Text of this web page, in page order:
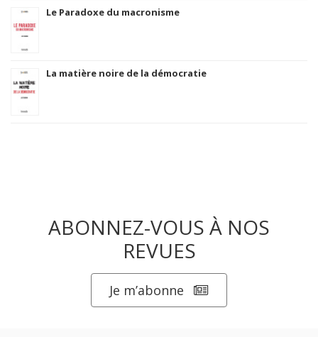
Le Paradoxe du macronisme
La matière noire de la démocratie
ABONNEZ-VOUS À NOS
REVUES
Je m’abonne